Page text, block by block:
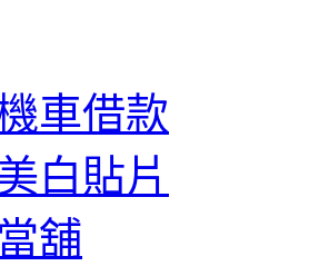
車借款
白貼片
舖